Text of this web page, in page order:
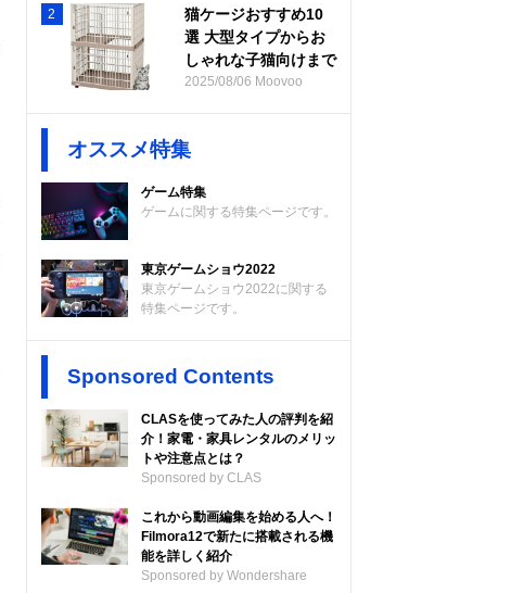
2
猫ケージおすすめ10
選 大型タイプからお
しゃれな子猫向けまで
2025/08/06 Moovoo
オススメ特集
ゲーム特集
ゲームに関する特集ページです。
東京ゲームショウ2022
東京ゲームショウ2022に関する
特集ページです。
Sponsored Contents
CLASを使ってみた人の評判を紹
介！家電・家具レンタルのメリッ
トや注意点とは？
Sponsored by CLAS
これから動画編集を始める人へ！
Filmora12で新たに搭載される機
能を詳しく紹介
Sponsored by Wondershare